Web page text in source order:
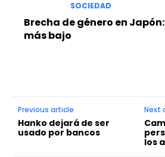
SOCIEDAD
Brecha de género en
más bajo
Previous article
Hanko dejará de ser
usado por bancos
Next
los